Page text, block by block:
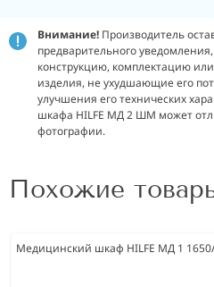
Внимание! Производитель
предварительного
конструкцию, комплектацию
изделия, не ухудшающие его
улучшения его технических
шкафа HILFE МД 2 ШМ может
фотографии.
Похожие
Медицинский шкаф HILFE МД 1